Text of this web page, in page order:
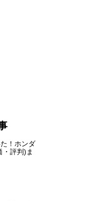
！ホンダ
・評判)ま